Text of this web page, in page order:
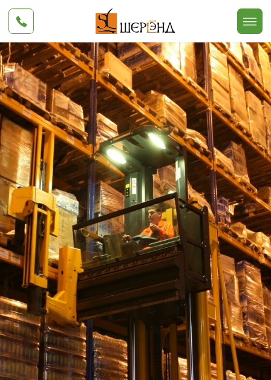
Услуги ответственного
хранения
Выполняем полный комплекс логистических
услуг: адресное хранение, погрузочно-
разгрузочные работы, товарный учет, учет по
срокам годности, по номерам партии, по
серийным номерам, комплектацию, копакинг,
работу с Честным Знаком.